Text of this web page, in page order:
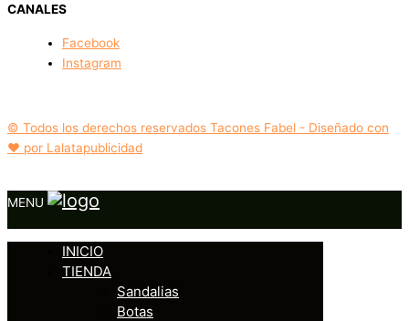
CANALES
Facebook
Instagram
© Todos los derechos reservados Tacones Fabel - Diseñado con
❤️ por Lalatapublicidad
MENU
INICIO
TIENDA
Sandalias
Botas